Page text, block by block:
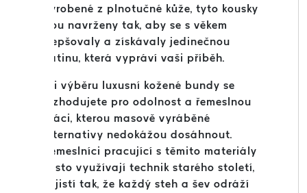
Vyrobené z plnotučné kůže, tyto kousky
jsou navrženy tak, aby se s věkem
zlepšovaly a získávaly jedinečnou
patinu, která vypráví vaši příběh.
Při výběru luxusní kožené bundy se
rozhodujete pro odolnost a řemeslnou
práci, kterou masově vyráběné
alternativy nedokážou dosáhnout.
Řemeslníci pracující s těmito materiály
často využívají technik starého století,
zajistí tak, že každý steh a šev odráží